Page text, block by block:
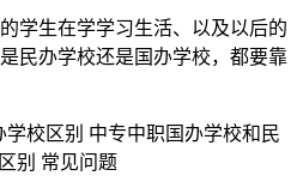
学生在学学习生活、以及以后的
民办学校还是国办学校，都要靠